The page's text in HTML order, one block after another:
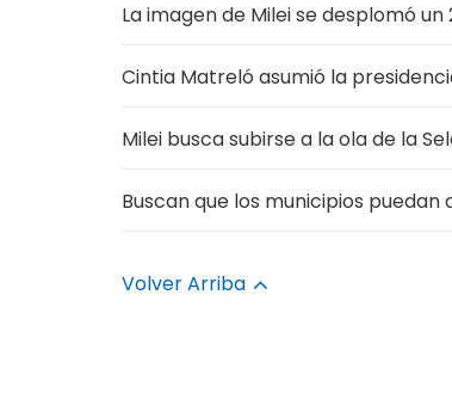
La imagen de Milei se desplomó
Cintia Matreló asumió la
Milei busca subirse a la ola de la
Buscan que los municipios
Volver Arriba